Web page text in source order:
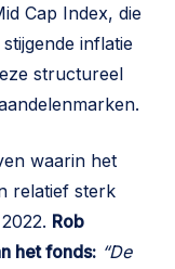
Cap Index, die
inflatie
structureel
waarin het
relatief sterk
Rob
het fonds: “De